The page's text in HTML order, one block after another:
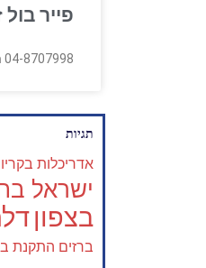
פייר בול
04-8707998 המלך דוד 7 קרית מוצקין
תגיות
אדריכלות
ישראל
בצפון
ברזים התקנת